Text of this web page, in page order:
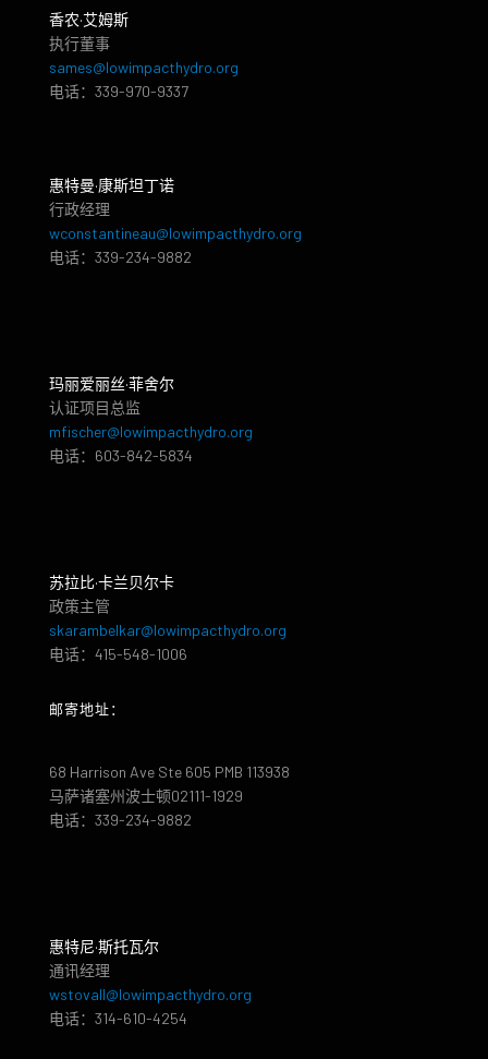
香农·艾姆斯
执行董事
sames@lowimpacthydro.org
电话：339-970-9337
惠特曼·康斯坦丁诺
行政经理
wconstantineau@lowimpacthydro.org
电话：339-234-9882
玛丽爱丽丝·菲舍尔
认证项目总监
mfischer@lowimpacthydro.org
电话：603-842-5834
苏拉比·卡兰贝尔卡
政策主管
skarambelkar@lowimpacthydro.org
电话：415-548-1006
邮寄地址：
68 Harrison Ave Ste 605 PMB 113938
马萨诸塞州波士顿02111-1929
电话：339-234-9882
惠特尼·斯托瓦尔
通讯经理
wstovall@lowimpacthydro.org
电话：314-610-4254